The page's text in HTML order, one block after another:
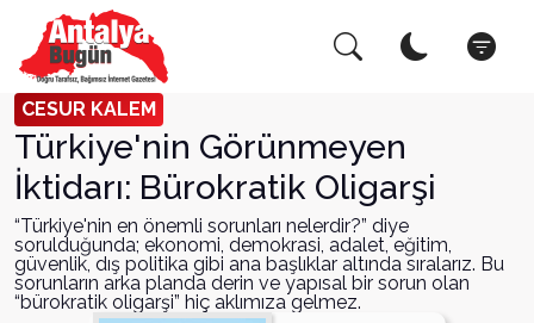
CESUR KALEM
Türkiye'nin Görünmeyen
İktidarı: Bürokratik Oligarşi
“Türkiye'nin en önemli sorunları nelerdir?” diye
sorulduğunda; ekonomi, demokrasi, adalet, eğitim,
güvenlik, dış politika gibi ana başlıklar altında sıralarız. Bu
sorunların arka planda derin ve yapısal bir sorun olan
“bürokratik oligarşi” hiç aklımıza gelmez.
Arama Yap! Kapat